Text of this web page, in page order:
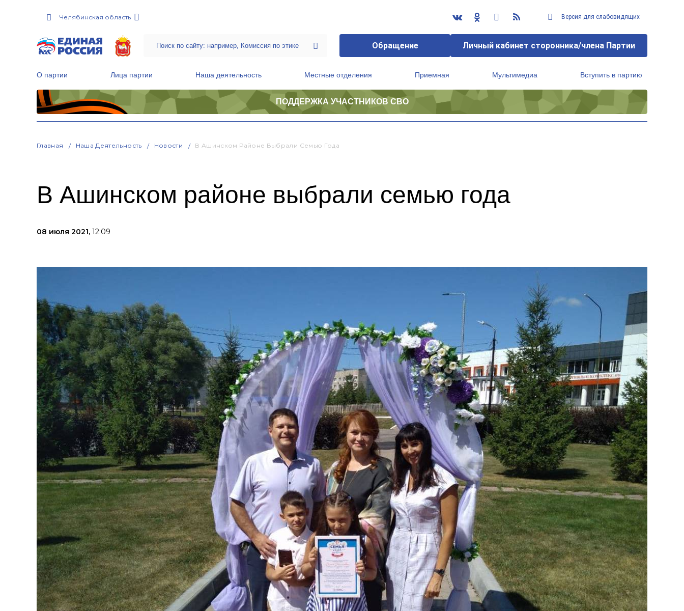
Челябинская область Версия для слабовидящих
Обращение Личный кабинет сторонника/члена Партии
О партии Лица партии Наша деятельность Местные отделения Приемная Мультимедиа Вступить в партию
ПОДДЕРЖКА УЧАСТНИКОВ СВО
Главная Наша Деятельность Новости В Ашинском Районе Выбрали Семью Года
В Ашинском районе выбрали семью года
08 июля 2021, 12:09